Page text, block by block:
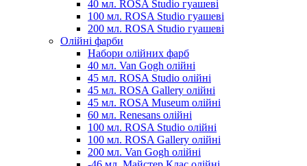
40 мл. ROSA Studio гуашеві
100 мл. ROSA Studio гуашеві
200 мл. ROSA Studio гуашеві
Олійні фарби
Набори олійних фарб
40 мл. Van Gogh олійні
45 мл. ROSA Studio олійні
45 мл. ROSA Gallery олійні
45 мл. ROSA Museum олійні
60 мл. Renesans олійні
100 мл. ROSA Studio олійні
100 мл. ROSA Gallery олійні
200 мл. Van Gogh олійні